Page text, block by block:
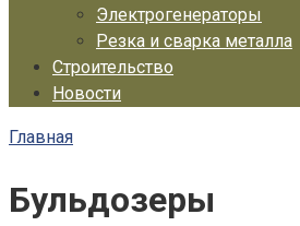
Электрогенераторы
Резка и сварка металла
Строительство
Новости
Главная
Бульдозеры